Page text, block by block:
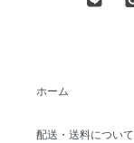
ホーム
配送・送料について